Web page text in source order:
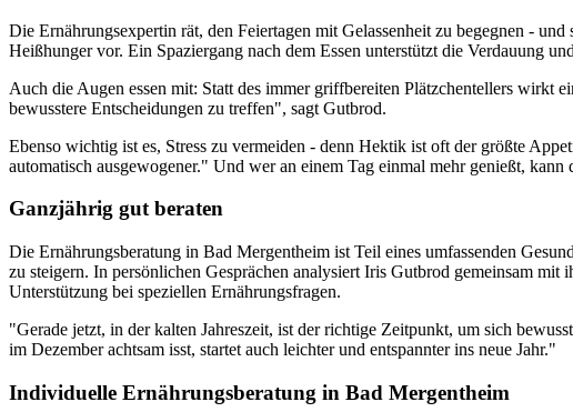
Die Ernährungsexpertin rät, den Feiertagen mit Gelassenheit zu begegnen -
Heißhunger vor. Ein Spaziergang nach dem Essen unterstützt die Verdauung
Auch die Augen essen mit: Statt des immer griffbereiten Plätzchentellers wirkt
bewusstere Entscheidungen zu treffen", sagt Gutbrod.
Ebenso wichtig ist es, Stress zu vermeiden - denn Hektik ist oft der größte
automatisch ausgewogener." Und wer an einem Tag einmal mehr genießt, kann
Ganzjährig gut beraten
Die Ernährungsberatung in Bad Mergentheim ist Teil eines umfassenden
zu steigern. In persönlichen Gesprächen analysiert Iris Gutbrod gemeinsam
Unterstützung bei speziellen Ernährungsfragen.
"Gerade jetzt, in der kalten Jahreszeit, ist der richtige Zeitpunkt, um sich
im Dezember achtsam isst, startet auch leichter und entspannter ins neue Jahr."
Individuelle Ernährungsberatung in Bad Mergentheim